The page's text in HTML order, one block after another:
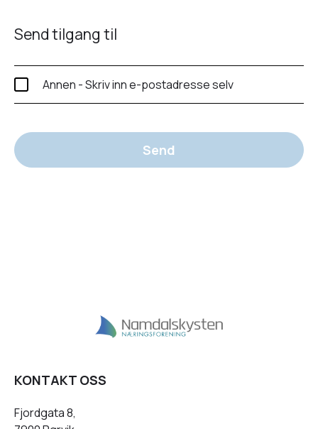
Send tilgang til
Annen - Skriv inn e-postadresse selv
Send
KONTAKT OSS
Fjordgata 8,